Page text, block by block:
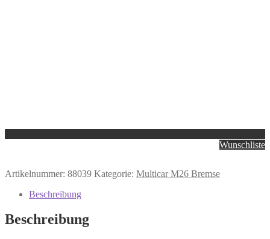
Wunschliste
Artikelnummer: 88039 Kategorie: Multicar M26 Bremse
Beschreibung
Beschreibung